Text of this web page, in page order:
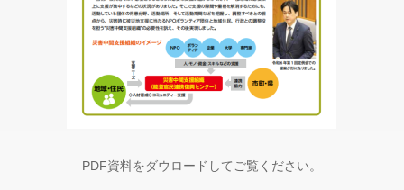
PDF資料をダウロードしてご覧ください。